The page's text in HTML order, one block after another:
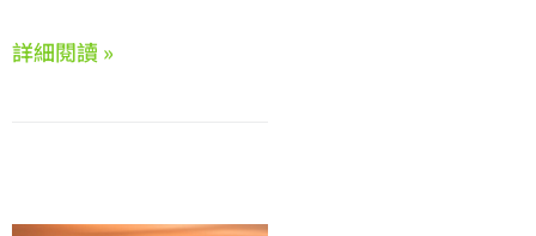
詳細閱讀 »